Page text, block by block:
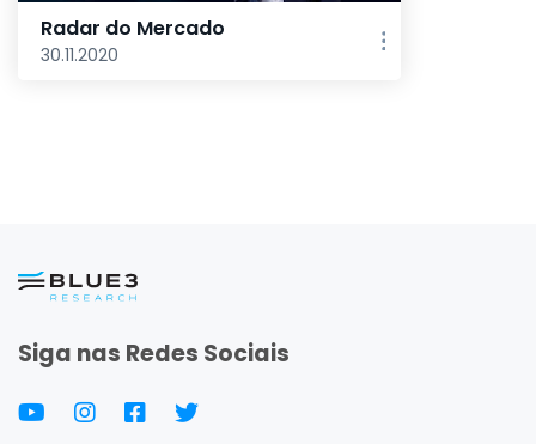
Radar do Mercado
30.11.2020
Siga nas Redes Sociais